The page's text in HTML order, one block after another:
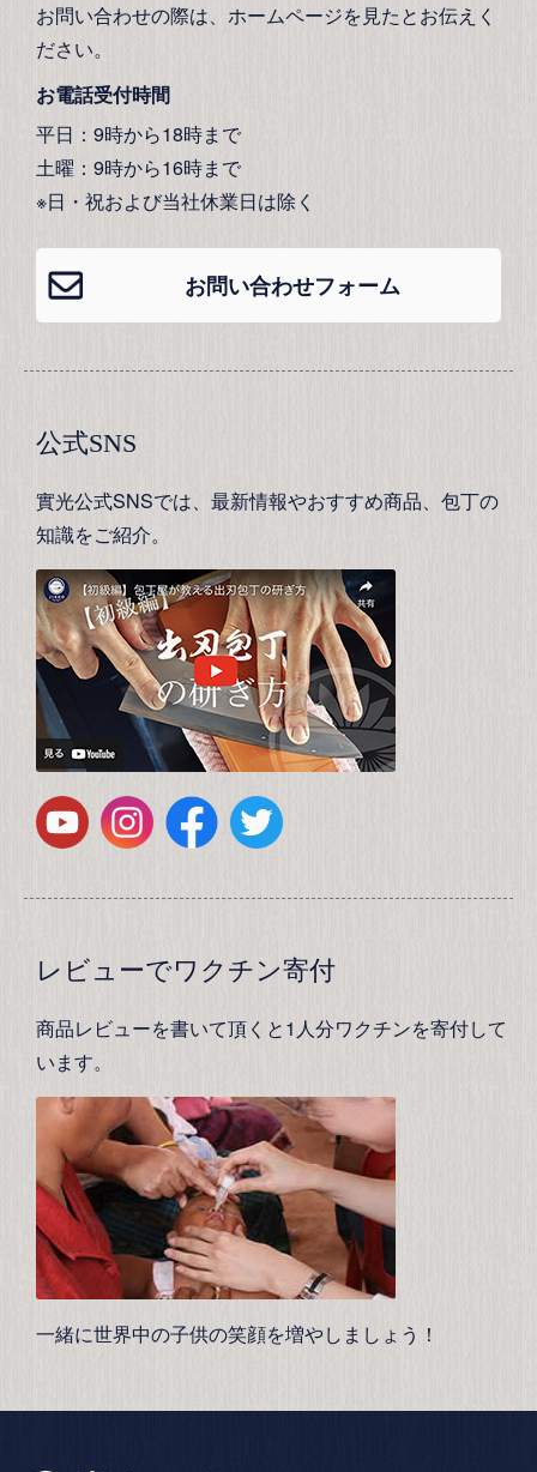
お問い合わせの際は、ホームページを見たとお伝えく
ださい。
お電話受付時間
平日：9時から18時まで
土曜：9時から16時まで
※日・祝および当社休業日は除く
お問い合わせフォーム
公式SNS
實光公式SNSでは、最新情報やおすすめ商品、包丁の
知識をご紹介。
レビューでワクチン寄付
商品レビューを書いて頂くと1人分ワクチンを寄付して
います。
一緒に世界中の子供の笑顔を増やしましょう！